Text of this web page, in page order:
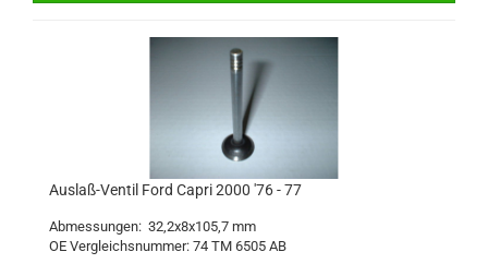
Auslaß-Ventil Ford Capri 2000 '76 - 77
Abmessungen: 32,2x8x105,7 mm
OE Vergleichsnummer: 74 TM 6505 AB